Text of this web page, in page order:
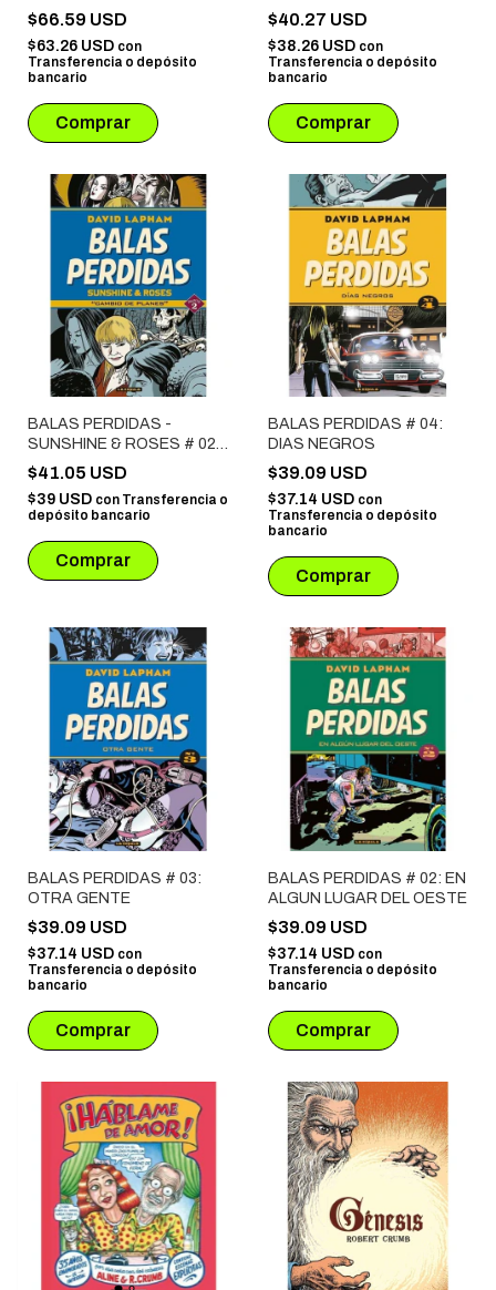
$66.59 USD
$63.26 USD con
Transferencia o depósito
bancario
KRETCHMEYER
$40.27 USD
$38.26 USD con
Transferencia o depósito
bancario
BALAS PERDIDAS -
SUNSHINE & ROSES # 02:
CAMBIO DE PLANES
$41.05 USD
$39 USD con Transferencia o
depósito bancario
BALAS PERDIDAS # 04:
DIAS NEGROS
$39.09 USD
$37.14 USD con
Transferencia o depósito
bancario
BALAS PERDIDAS # 03:
OTRA GENTE
$39.09 USD
$37.14 USD con
Transferencia o depósito
bancario
BALAS PERDIDAS # 02: EN
ALGUN LUGAR DEL OESTE
$39.09 USD
$37.14 USD con
Transferencia o depósito
bancario